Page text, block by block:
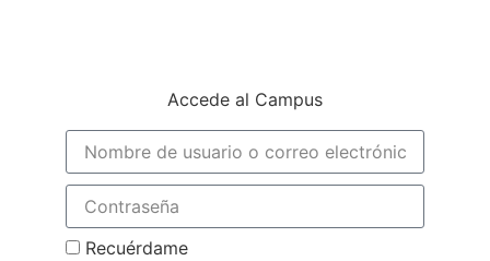
Accede al Campus
Recuérdame